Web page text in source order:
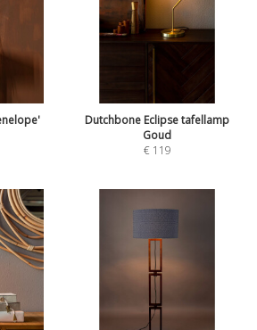
Dutchbone Eclipse tafellamp
Goud
€ 119